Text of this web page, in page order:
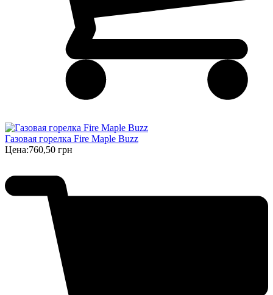
Газовая горелка Fire Maple Buzz
Цена:760,50 грн